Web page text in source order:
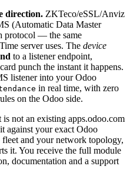
direction. ZKTeco/eSSL/Anviz
(Automatic Data Master
protocol — the same
server uses. The device
to a listener endpoint,
punch the instant it happens.
listener into your Odoo
in real time, with zero
on the Odoo side.
is not an existing apps.odoo.com
your exact Odoo
and your network topology,
it. You receive the full module
documentation and a support